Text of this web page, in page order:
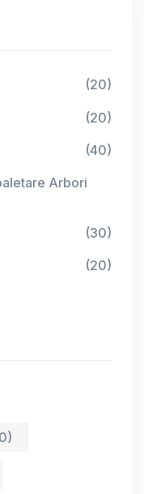
(20)
(20)
(40)
Arbori
(30)
(20)